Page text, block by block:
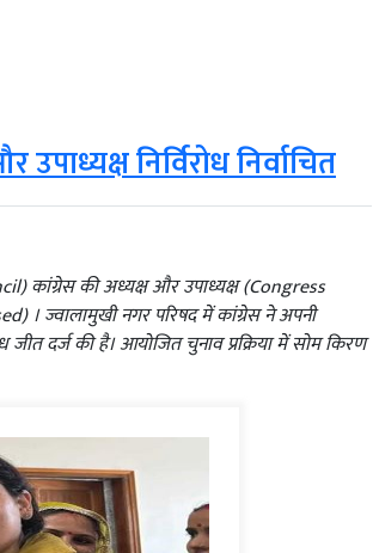
निर्विरोध निर्वाचित
कांग्रेस की अध्यक्ष और उपाध्यक्ष (Congress
। ज्वालामुखी नगर परिषद में कांग्रेस ने अपनी
दर्ज की है। आयोजित चुनाव प्रक्रिया में सोम किरण